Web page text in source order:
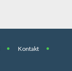
Kontakt